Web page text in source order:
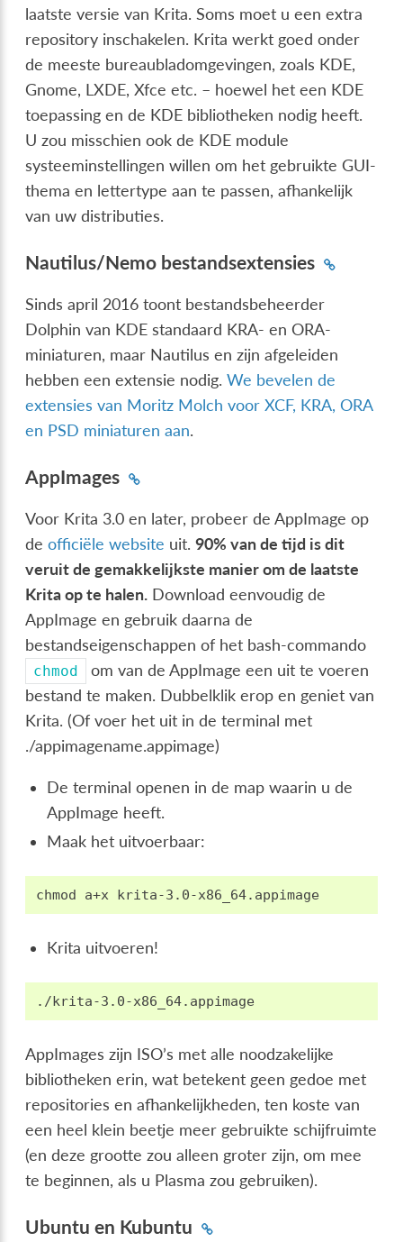
laatste versie van Krita. Soms moet u een extra
repository inschakelen. Krita werkt goed onder
de meeste bureaubladomgevingen, zoals KDE,
Gnome, LXDE, Xfce etc. – hoewel het een KDE
toepassing en de KDE bibliotheken nodig heeft.
U zou misschien ook de KDE module
systeeminstellingen willen om het gebruikte GUI-
thema en lettertype aan te passen, afhankelijk
van uw distributies.
Nautilus/Nemo bestandsextensies
Sinds april 2016 toont bestandsbeheerder
Dolphin van KDE standaard KRA- en ORA-
miniaturen, maar Nautilus en zijn afgeleiden
hebben een extensie nodig.We bevelen de
extensies van Moritz Molch voor XCF, KRA, ORA
en PSD miniaturen aan.
AppImages
Voor Krita 3.0 en later, probeer de AppImage op
deofficiële website uit.90% van de tijd is dit
veruit de gemakkelijkste manier om de laatste
Krita op te halen. Download eenvoudig de
AppImage en gebruik daarna de
bestandseigenschappen of het bash-commando
chmod
om van de AppImage een uit te voeren
bestand te maken. Dubbelklik erop en geniet van
Krita. (Of voer het uit in de terminal met
./appimagename.appimage)
De terminal openen in de map waarin u de
AppImage heeft.
Maak het uitvoerbaar:
chmod a+x
Krita uitvoeren!
AppImages zijn ISO’s met alle noodzakelijke
bibliotheken erin, wat betekent geen gedoe met
repositories en afhankelijkheden, ten koste van
een heel klein beetje meer gebruikte schijfruimte
(en deze grootte zou alleen groter zijn, om mee
te beginnen, als u Plasma zou gebruiken).
Ubuntu en Kubuntu